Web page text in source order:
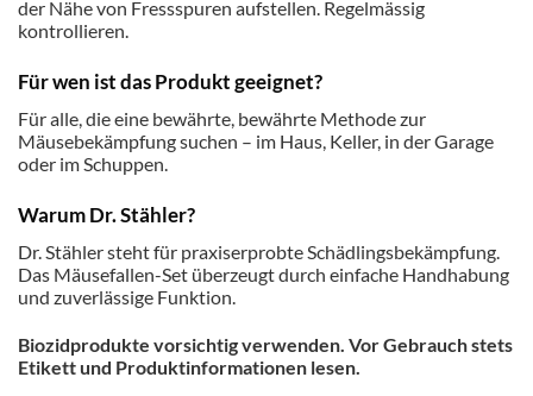
der Nähe von Fressspuren aufstellen. Regelmässig
kontrollieren.
Für wen ist das Produkt geeignet?
Für alle, die eine bewährte, bewährte Methode zur
Mäusebekämpfung suchen – im Haus, Keller, in der Garage
oder im Schuppen.
Warum Dr. Stähler?
Dr. Stähler steht für praxiserprobte Schädlingsbekämpfung.
Das Mäusefallen-Set überzeugt durch einfache Handhabung
und zuverlässige Funktion.
Biozidprodukte vorsichtig verwenden. Vor Gebrauch stets
Etikett und Produktinformationen lesen.